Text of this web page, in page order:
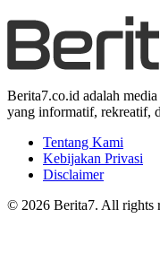
Berita7.co.id adalah
yang informatif, rekreatif,
Tentang Kami
Kebijakan Privasi
Disclaimer
© 2026 Berita7. All rights